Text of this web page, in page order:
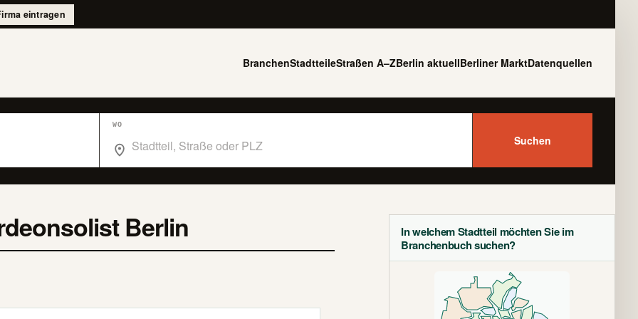
eintragen
BranchenStadtteileStraßen A–ZBerlin aktuellBerliner MarktDatenquellen
WO
Suchen
In welchem Stadtteil möchten Sie im
Branchenbuch suchen?
Berlin